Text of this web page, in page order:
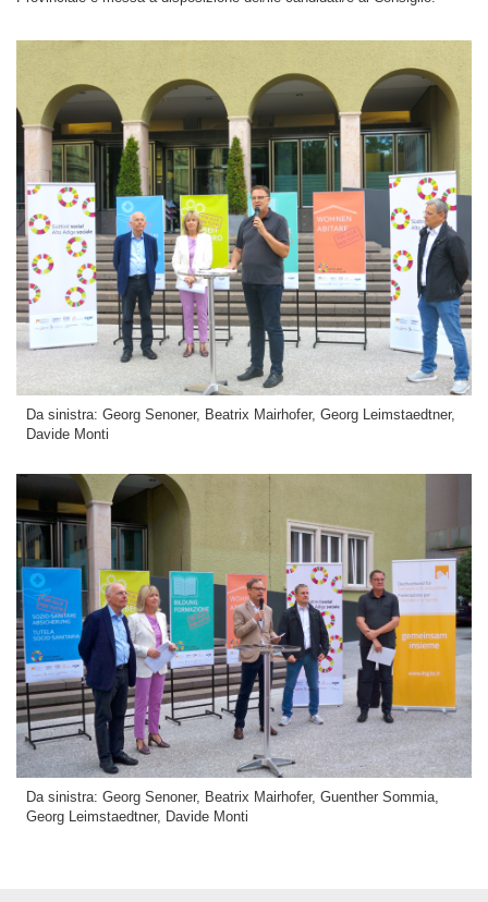
Da sinistra: Georg Senoner, Beatrix Mairhofer, Georg Leimstaedtner,
Davide Monti
Da sinistra: Georg Senoner, Beatrix Mairhofer, Guenther Sommia,
Georg Leimstaedtner, Davide Monti